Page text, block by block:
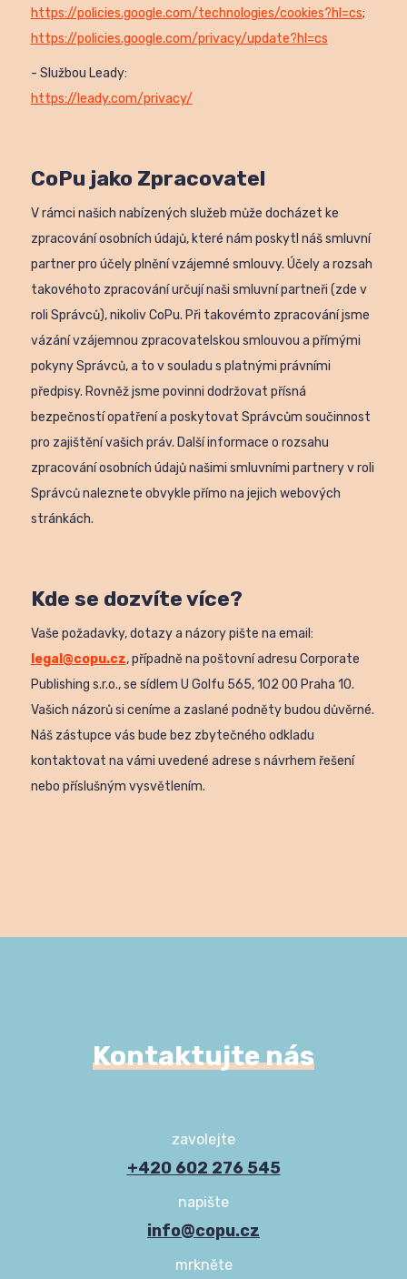
https://policies.google.com/technologies/cookies?hl=cs;
https://policies.google.com/privacy/update?hl=cs
- Službou Leady:
https://leady.com/privacy/
CoPu jako Zpracovatel
V rámci našich nabízených služeb může docházet ke
zpracování osobních údajů, které nám poskytl náš smluvní
partner pro účely plnění vzájemné smlouvy. Účely a rozsah
takovéhoto zpracování určují naši smluvní partneři (zde v
roli Správců), nikoliv CoPu. Při takovémto zpracování jsme
vázání vzájemnou zpracovatelskou smlouvou a přímými
pokyny Správců, a to v souladu s platnými právními
předpisy. Rovněž jsme povinni dodržovat přísná
bezpečností opatření a poskytovat Správcům součinnost
pro zajištění vašich práv. Další informace o rozsahu
zpracování osobních údajů našimi smluvními partnery v roli
Správců naleznete obvykle přímo na jejich webových
stránkách.
Kde se dozvíte více?
Vaše požadavky, dotazy a názory pište na email:
legal@copu.cz, případně na poštovní adresu Corporate
Publishing s.r.o., se sídlem U Golfu 565, 102 00 Praha 10.
Vašich názorů si ceníme a zaslané podněty budou důvěrné.
Náš zástupce vás bude bez zbytečného odkladu
kontaktovat na vámi uvedené adrese s návrhem řešení
nebo příslušným vysvětlením.
Kontaktujte nás
zavolejte
+420 602 276 545
napište
info@copu.cz
mrkněte